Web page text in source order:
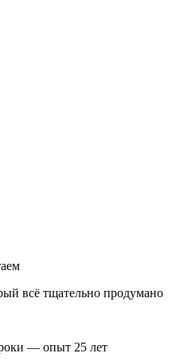
всё тщательно продумано
— опыт 25 лет